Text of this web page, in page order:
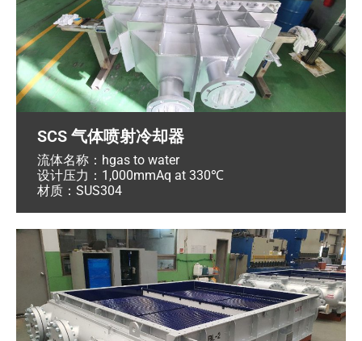
SCS 气体喷射冷却器
流体名称：hgas to water
设计压力：1,000mmAq at 330℃
材质：SUS304